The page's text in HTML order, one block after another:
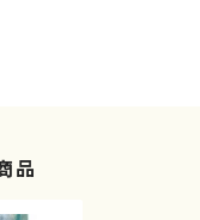
品